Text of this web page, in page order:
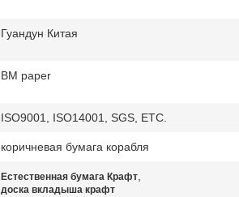
Гуандун Китая
BM paper
ISO9001, ISO14001, SGS, ETC.
коричневая бумага корабля
Естественная бумага Крафт,
доска вкладыша крафт